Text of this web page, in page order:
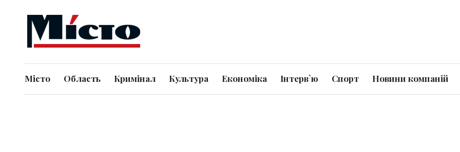
Місто Область Кримінал Культура Економіка Інтерв`ю Спорт Новини компаній